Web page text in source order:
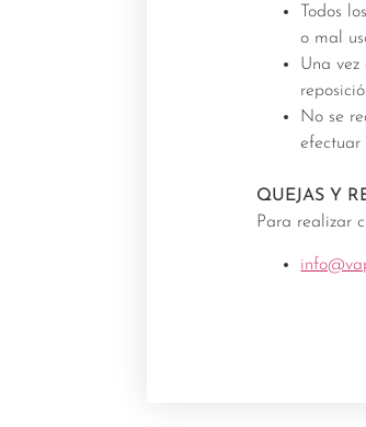
Todos
o mal
Una
No se
efectuar
QUEJAS Y
Para realizar